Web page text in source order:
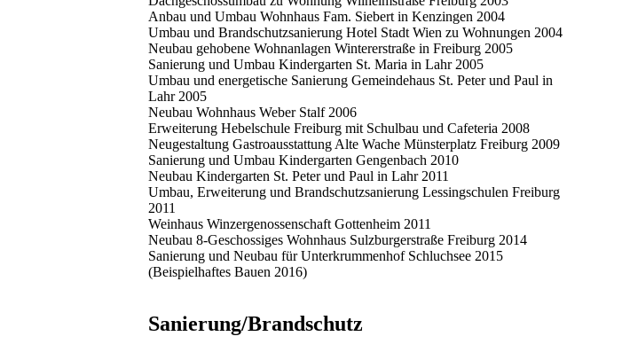
Anbau und Umbau Wohnhaus Fam. Siebert in Kenzingen 2004
Umbau und Brandschutzsanierung Hotel Stadt Wien zu Wohnungen 2004
Neubau gehobene Wohnanlagen Wintererstraße in Freiburg 2005
Sanierung und Umbau Kindergarten St. Maria in Lahr 2005
Umbau und energetische Sanierung Gemeindehaus St. Peter und Paul in
Lahr 2005
Neubau Wohnhaus Weber Stalf 2006
Erweiterung Hebelschule Freiburg mit Schulbau und Cafeteria 2008
Neugestaltung Gastroausstattung Alte Wache Münsterplatz Freiburg 2009
Sanierung und Umbau Kindergarten Gengenbach 2010
Neubau Kindergarten St. Peter und Paul in Lahr 2011
Umbau, Erweiterung und Brandschutzsanierung Lessingschulen Freiburg
2011
Weinhaus Winzergenossenschaft Gottenheim 2011
Neubau 8-Geschossiges Wohnhaus Sulzburgerstraße Freiburg 2014
Sanierung und Neubau für Unterkrummenhof Schluchsee 2015
(Beispielhaftes Bauen 2016)
Sanierung/Brandschutz